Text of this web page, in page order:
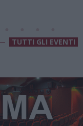
TUTTI GLI EVENTI